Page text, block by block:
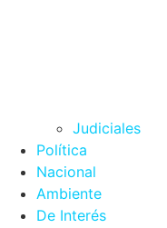
Judiciales
Política
Nacional
Ambiente
De Interés